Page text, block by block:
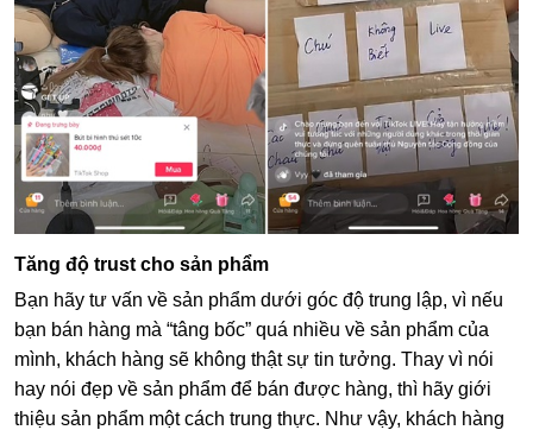
Tăng độ trust cho sản phẩm
Bạn hãy tư vấn về sản phẩm dưới góc độ trung lập, vì nếu
bạn bán hàng mà “tâng bốc” quá nhiều về sản phẩm của
mình, khách hàng sẽ không thật sự tin tưởng. Thay vì nói
hay nói đẹp về sản phẩm để bán được hàng, thì hãy giới
thiệu sản phẩm một cách trung thực. Như vậy, khách hàng